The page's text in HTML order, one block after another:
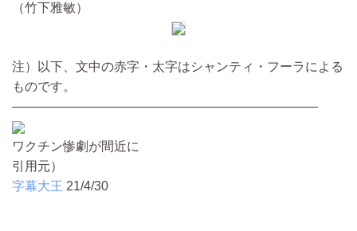
（竹下雅敏）
注）以下、文中の赤字・太字はシャンティ・フーラによる
ものです。
————————————————————————
ワクチン惨劇が間近に
引用元）
字幕大王 21/4/30